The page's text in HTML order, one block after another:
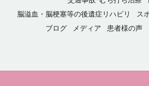
脳溢血・脳梗塞等の後遺症リハビリ
ス
ブログ
メディア 患者様の声